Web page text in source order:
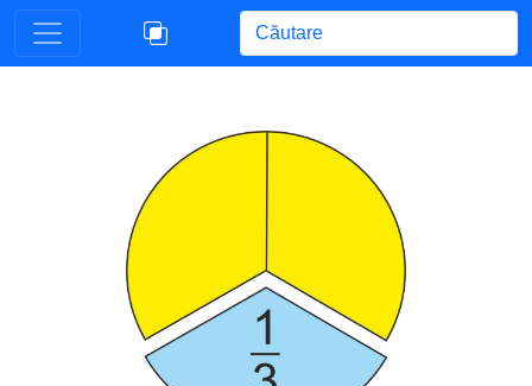
Begin typing for results.